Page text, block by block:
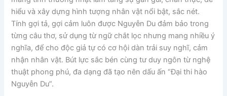
hiểu và xây dựng hình tượng nhân vật nổi bật, sắc nét.
Tính gợi tả, gợi cảm luôn được Nguyễn Du đảm bảo trong
từng câu thơ, sử dụng từ ngữ chắt lọc nhưng mang nhiều ý
nghĩa, để cho độc giả tự có cơ hội dàn trải suy nghĩ, cảm
nhận nhân vật. Bút lực sắc bén cùng tư duy ngôn từ nghệ
thuật phong phú, đa dạng đã tạo nên dấu ấn “Đại thi hào
Nguyễn Du”.